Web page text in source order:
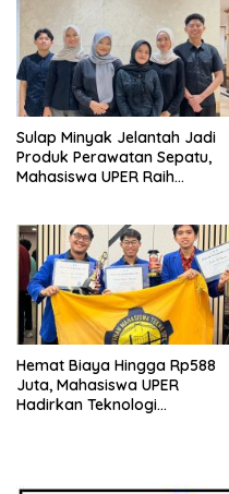
Sulap Minyak Jelantah Jadi
Produk Perawatan Sepatu,
Mahasiswa UPER Raih
Hemat Biaya Hingga Rp588
Juta, Mahasiswa UPER
Hadirkan Teknologi